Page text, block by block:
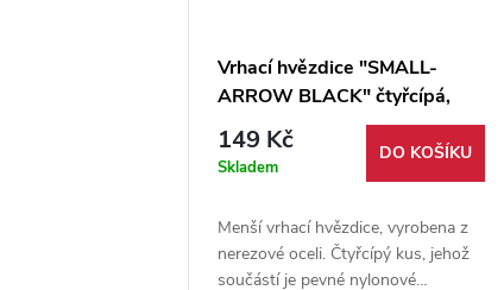
Vrhací hvězdice "SMALL-
ARROW BLACK" čtyřcípá,
černá
149 Kč
Skladem
DO KOŠÍKU
Menší vrhací hvězdice, vyrobena z
nerezové oceli. Čtyřcípý kus, jehož
součástí je pevné nylonové